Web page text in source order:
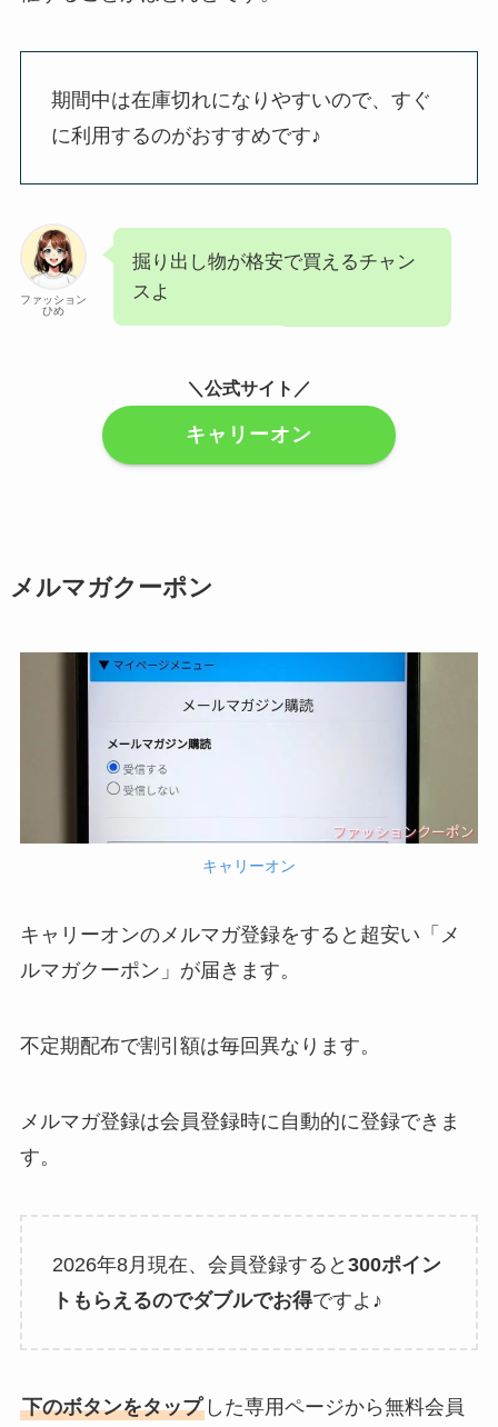
期間中は在庫切れになりやすいので、すぐ
に利用するのがおすすめです♪
ファッション
ひめ
掘り出し物が格安で買えるチャン
スよ
＼公式サイト／
キャリーオン
メルマガクーポン
キャリーオン
キャリーオンのメルマガ登録をすると超安い「メ
ルマガクーポン」が届きます。
不定期配布で割引額は毎回異なります。
メルマガ登録は会員登録時に自動的に登録できま
す。
2026年8月現在、会員登録すると 300ポイン
トもらえるのでダブルでお得ですよ♪
下のボタンをタップした専用ページから無料会員